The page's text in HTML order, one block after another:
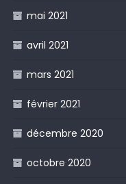
mai 2021
avril 2021
mars 2021
février 2021
décembre 2020
octobre 2020